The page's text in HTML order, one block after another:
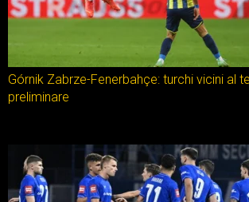
Górnik Zabrze-Fenerbahçe: turchi vicini al
preliminare